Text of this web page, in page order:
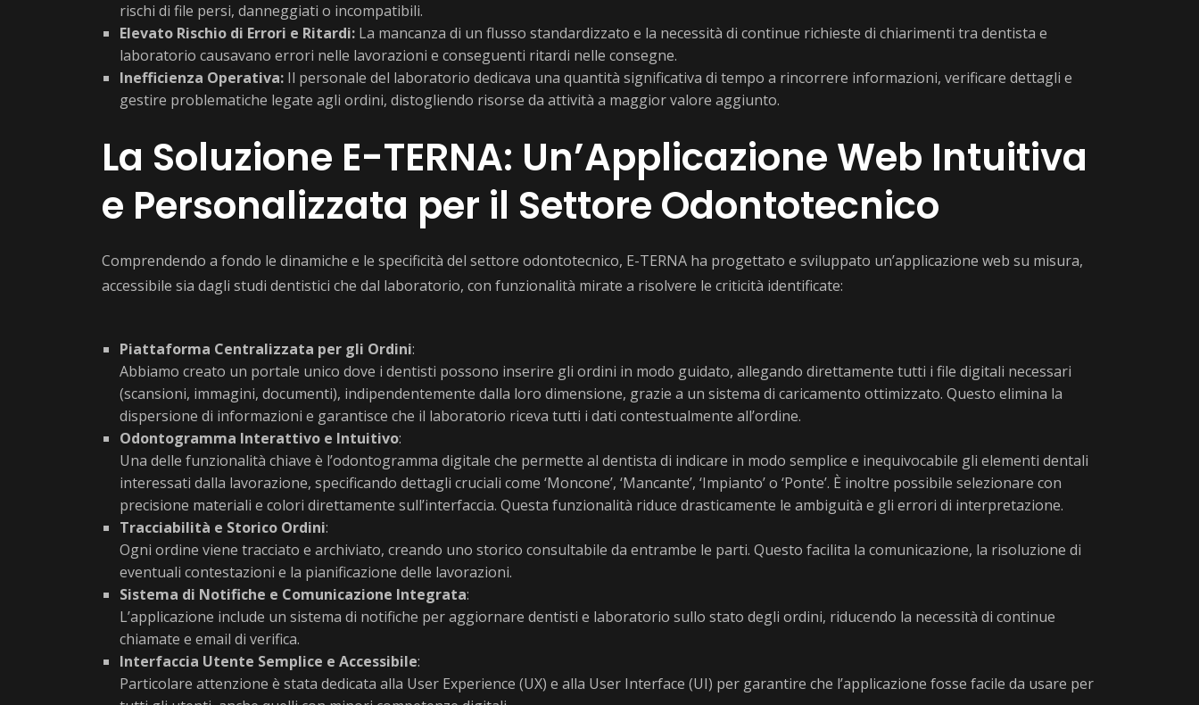
rischi di file persi, danneggiati o incompatibili.
Elevato Rischio di Errori e Ritardi: La mancanza di un flusso standardizzato e la necessità di continue richieste di chiarimenti tra dentista e
laboratorio causavano errori nelle lavorazioni e conseguenti ritardi nelle consegne.
Inefficienza Operativa: Il personale del laboratorio dedicava una quantità significativa di tempo a rincorrere informazioni, verificare dettagli e
gestire problematiche legate agli ordini, distogliendo risorse da attività a maggior valore aggiunto.
La Soluzione E-TERNA: Un’Applicazione Web Intuitiva
e Personalizzata per il Settore Odontotecnico
Comprendendo a fondo le dinamiche e le specificità del settore odontotecnico, E-TERNA ha progettato e sviluppato un’applicazione web su misura,
accessibile sia dagli studi dentistici che dal laboratorio, con funzionalità mirate a risolvere le criticità identificate:
Piattaforma Centralizzata per gli Ordini:
Abbiamo creato un portale unico dove i dentisti possono inserire gli ordini in modo guidato, allegando direttamente tutti i file digitali necessari
(scansioni, immagini, documenti), indipendentemente dalla loro dimensione, grazie a un sistema di caricamento ottimizzato. Questo elimina la
dispersione di informazioni e garantisce che il laboratorio riceva tutti i dati contestualmente all’ordine.
Odontogramma Interattivo e Intuitivo:
Una delle funzionalità chiave è l’odontogramma digitale che permette al dentista di indicare in modo semplice e inequivocabile gli elementi dentali
interessati dalla lavorazione, specificando dettagli cruciali come ‘Moncone’, ‘Mancante’, ‘Impianto’ o ‘Ponte’. È inoltre possibile selezionare con
precisione materiali e colori direttamente sull’interfaccia. Questa funzionalità riduce drasticamente le ambiguità e gli errori di interpretazione.
Tracciabilità e Storico Ordini:
Ogni ordine viene tracciato e archiviato, creando uno storico consultabile da entrambe le parti. Questo facilita la comunicazione, la risoluzione di
eventuali contestazioni e la pianificazione delle lavorazioni.
Sistema di Notifiche e Comunicazione Integrata:
L’applicazione include un sistema di notifiche per aggiornare dentisti e laboratorio sullo stato degli ordini, riducendo la necessità di continue
chiamate e email di verifica.
Interfaccia Utente Semplice e Accessibile:
Particolare attenzione è stata dedicata alla User Experience (UX) e alla User Interface (UI) per garantire che l’applicazione fosse facile da usare per